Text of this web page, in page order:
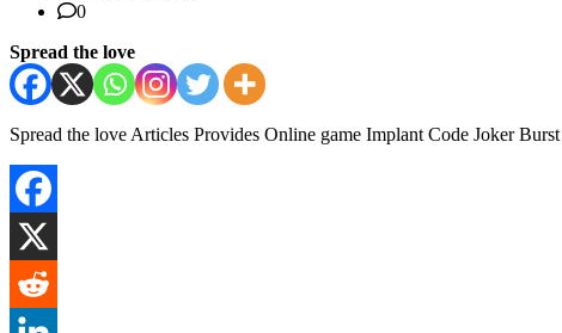
0
Spread the love
Spread the love Articles Provides Online game Implant Code Joker